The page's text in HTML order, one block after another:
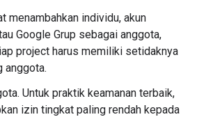
menambahkan individu, akun
Google Grup sebagai anggota,
project harus memiliki setidaknya
anggota.
Untuk praktik keamanan terbaik,
izin tingkat paling rendah kepada